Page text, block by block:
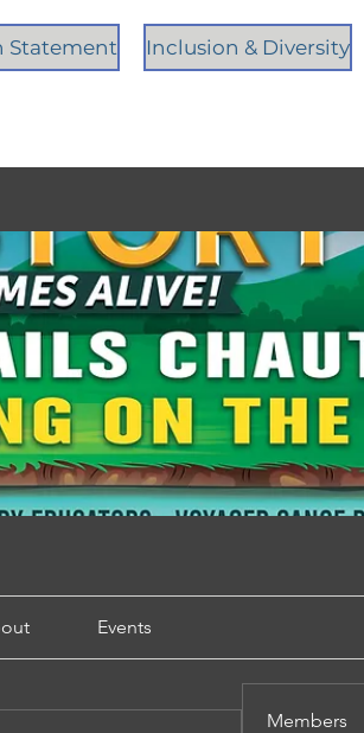
Statement Inclusion & Diversity
Events
Members